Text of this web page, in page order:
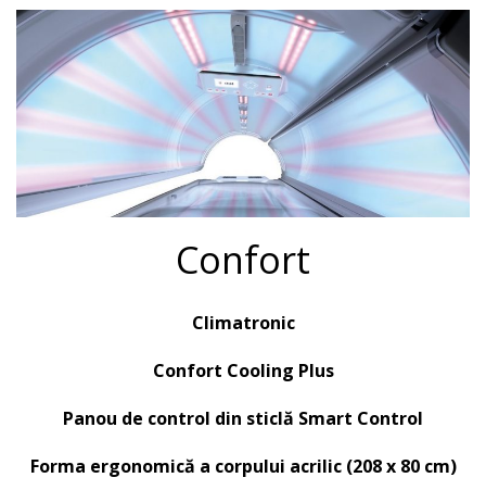
Confort
Climatronic
Confort Cooling Plus
Panou de control din sticlă Smart Control
Forma ergonomică a corpului acrilic (208 x 80 cm)